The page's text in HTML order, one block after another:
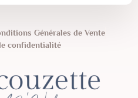
Générales de Vente
confidentialité